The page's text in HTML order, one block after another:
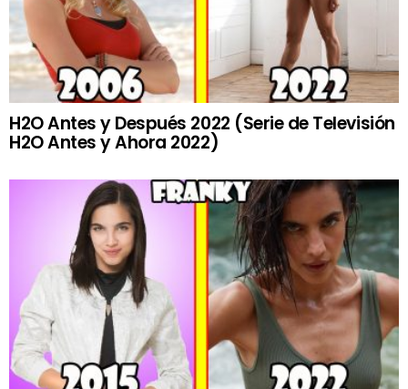
H2O Antes y Después 2022 (Serie de Televisión
H2O Antes y Ahora 2022)